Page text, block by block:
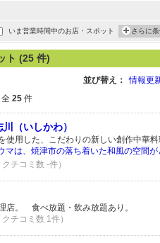
いま営業時間中のお店・スポット さらに
ト (25 件)
並び替え： 情報更
全 25 件
（いしかわ）
使用した、こだわりの新しい創作中華
マは、焼津市の落ち着いた和風の空間
チコミ数 -件）
店。 食べ放題・飲み放題あり。
チコミ数 1件）